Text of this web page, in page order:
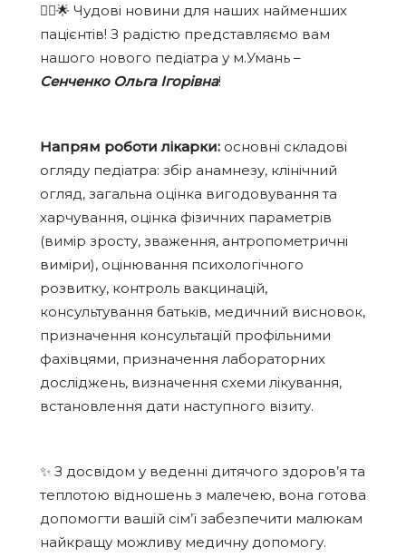
👩‍⚕️🌟 Чудові новини для наших найменших
пацієнтів! З радістю представляємо вам
нашого нового педіатра у м.Умань –
Сенченко Ольга Ігорівна!
Напрям роботи лікарки: основні складові
огляду педіатра: збір анамнезу, клінічний
огляд, загальна оцінка вигодовування та
харчування, оцінка фізичних параметрів
(вимір зросту, зваження, антропометричні
виміри), оцінювання психологічного
розвитку, контроль вакцинацій,
консультування батьків, медичний висновок,
призначення консультацій профільними
фахівцями, призначення лабораторних
досліджень, визначення схеми лікування,
встановлення дати наступного візиту.
✨ З досвідом у веденні дитячого здоров’я та
теплотою відношень з малечею, вона готова
допомогти вашій сім’ї забезпечити малюкам
найкращу можливу медичну допомогу.